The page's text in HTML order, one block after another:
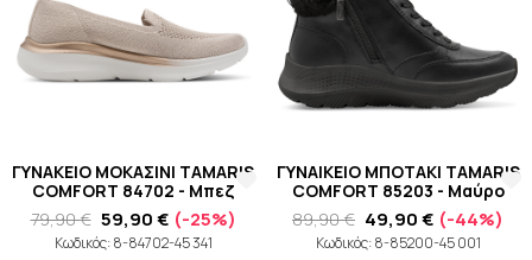
ΓΥΝΑΚΕΙΟ ΜΟΚΑΣΙΝΙ TAMARIS
COMFORT 84702 - Μπεζ
79,90 € 59,90 € (-25%)
Κωδικός: 8-84702-45 341
ΓΥΝΑΙΚΕΙΟ ΜΠΟΤΑΚΙ TAMARIS
COMFORT 85203 - Μαύρο
89,90 € 49,90 € (-44%)
Κωδικός: 8-85200-45 001